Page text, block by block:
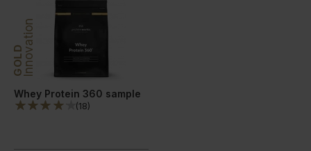
GOLDInnovation
Whey Protein 360 sample
(18)